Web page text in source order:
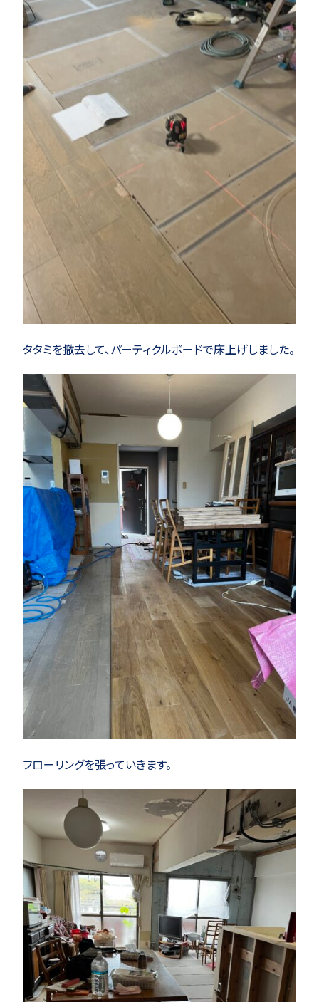
タタミを撤去して、パーティクルボードで床上げしました。
フローリングを張っていきます。